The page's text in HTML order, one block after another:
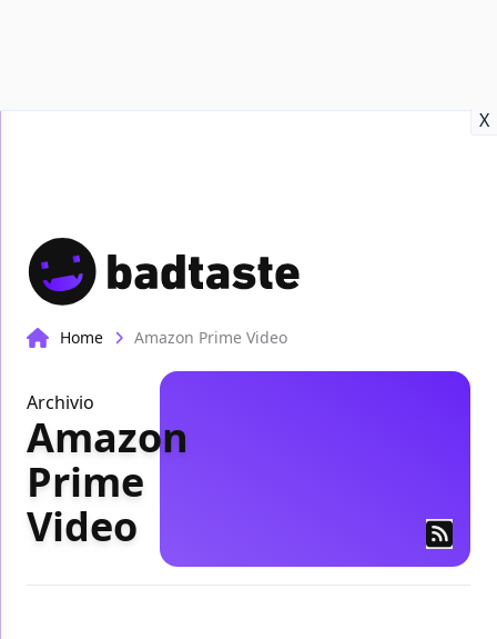
X
Home Amazon Prime Video
Archivio
Amazon
Prime
Video